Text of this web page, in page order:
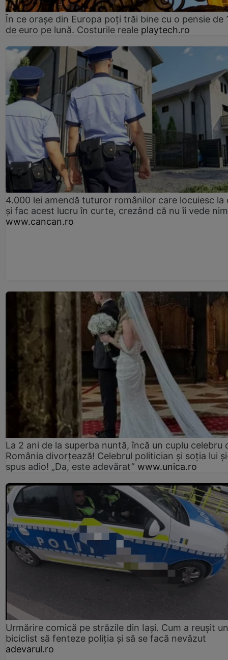
În ce orașe din Europa poți trăi bine cu o pensie de
de euro pe lună. Costurile reale playtech.ro
4.000 lei amendă tuturor românilor care locuiesc la
și fac acest lucru în curte, crezând că nu îi vede
www.cancan.ro
La 2 ani de la superba nuntă, încă un cuplu celebru
România divorțează! Celebrul politician și soția lui
spus adio! „Da, este adevărat” www.unica.ro
Urmărire comică pe străzile din Iași. Cum a reușit un
biciclist să fenteze poliția și să se facă nevăzut
adevarul.ro